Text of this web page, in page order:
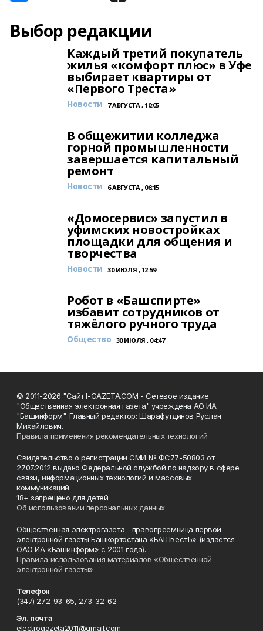
Выбор редакции
Каждый третий покупатель
жилья «комфорт плюс» в Уфе
выбирает квартиры от
«Первого Треста»
Новости 7 АВГУСТА , 10:05
В общежитии колледжа
горной промышленности
завершается капитальный
ремонт
Новости 6 АВГУСТА , 06:15
«Домосервис» запустил в
уфимских новостройках
площадки для общения и
творчества
Новости 30 ИЮЛЯ , 12:59
Робот в «Башспирте»
избавит сотрудников от
тяжёлого ручного труда
Общество 30 ИЮЛЯ , 04:47
© 2011-2026 "Сайт I-GAZETA.COM - Сетевое издание
"Общественная электронная газета" учреждена АО ИА
"Башинформ". Главный редактор: Шарафутдинов Руслан
Михайлович.
Правила применения рекомендательных технологий
Свидетельство о регистрации СМИ № ФС77-50803 от
27.07.2012 выдано Федеральной службой по надзору в сфере
связи, информационных технологий и массовых
коммуникаций.
18+ запрещено для детей.
Об использовании персональных данных
Общественная электрогазета - правопреемница первой
электронной газеты Башкортостана «БАШвестЪ» (издается
ОАО ИА «Башинформ» с 2001 года).
Правила использования материалов «Общественной
электронной газеты»
Телефон
(347) 272-93-65, 273-32-62
Эл. почта
electrogazeta2011@gmail.com